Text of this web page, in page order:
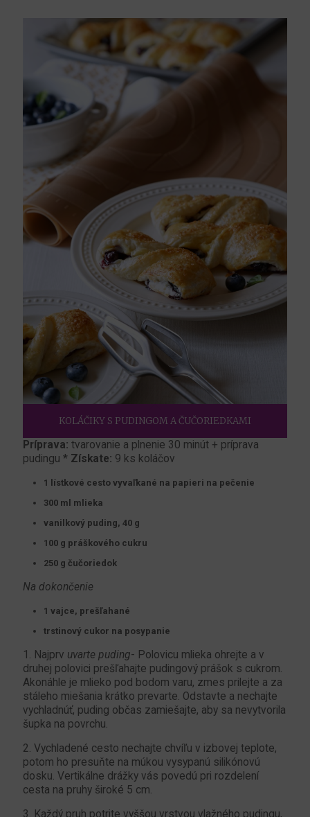
KOLÁČIKY S PUDINGOM A ČUČORIEDKAMI
Príprava: tvarovanie a plnenie 30 minút + príprava
pudingu * Získate: 9 ks koláčov
1 lístkové cesto vyvaľkané na papieri na pečenie
300 ml mlieka
vanilkový puding, 40 g
100 g práškového cukru
250 g čučoriedok
Na dokončenie
1 vajce, prešľahané
trstinový cukor na posypanie
1. Najprv uvarte puding- Polovicu mlieka ohrejte a v
druhej polovici prešľahajte pudingový prášok s cukrom.
Akonáhle je mlieko pod bodom varu, zmes prilejte a za
stáleho miešania krátko prevarte. Odstavte a nechajte
vychladnúť, puding občas zamiešajte, aby sa nevytvorila
šupka na povrchu.
2. Vychladené cesto nechajte chvíľu v izbovej teplote,
potom ho presuňte na múkou vysypanú silikónovú
dosku. Vertikálne drážky vás povedú pri rozdelení
cesta na pruhy široké 5 cm.